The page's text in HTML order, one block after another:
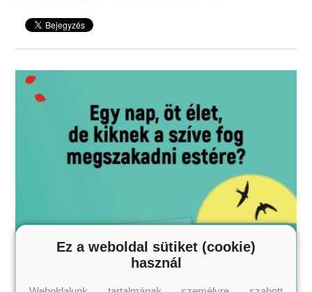
Ez a weboldal sütiket (cookie)
használ